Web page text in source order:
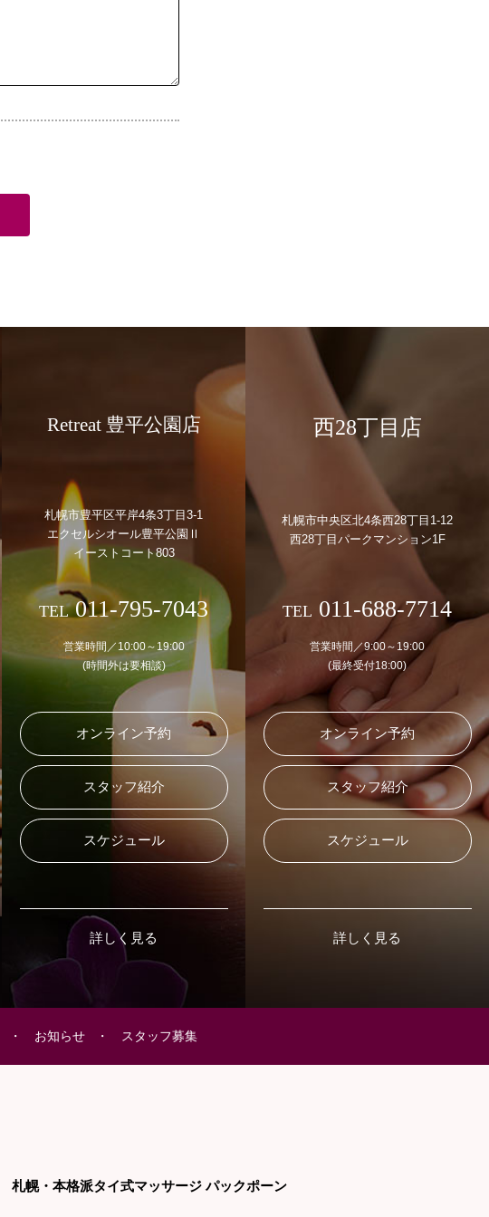
Retreat 豊平公園店
札幌市豊平区平岸4条3丁目3-1
エクセルシオール豊平公園Ⅱ
イーストコート803
TEL011-795-7043
営業時間／10:00～19:00
(時間外は要相談)
オンライン予約
スタッフ紹介
スケジュール
詳しく見る
西28丁目店
札幌市中央区北4条西28丁目1-12
西28丁目パークマンション1F
TEL 011-688-7714
営業時間／9:00～19:00
(最終受付18:00)
オンライン予約
スタッフ紹介
スケジュール
詳しく見る
お知らせ スタッフ募集
札幌・本格派タイ式マッサージ パックポーン